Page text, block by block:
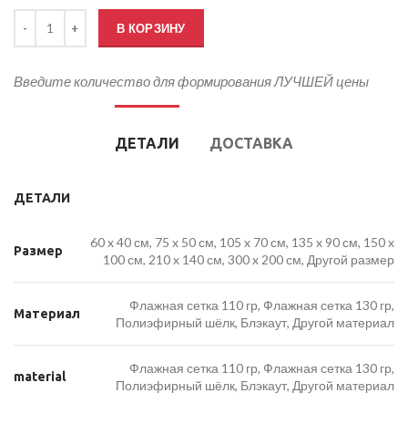
В КОРЗИНУ
Введите количество для формирования ЛУЧШЕЙ цены
ДЕТАЛИ ДОСТАВКА
ДЕТАЛИ
Размер
60 x 40 см, 75 x 50 см, 105 x 70 см, 135 x 90 см, 150 x
100 см, 210 x 140 см, 300 x 200 см, Другой размер
Материал
Флажная сетка 110 гр, Флажная сетка 130 гр,
Полиэфирный шёлк, Блэкаут, Другой материал
material
Флажная сетка 110 гр, Флажная сетка 130 гр,
Полиэфирный шёлк, Блэкаут, Другой материал